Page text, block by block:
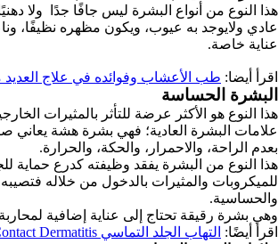
هذا النوع من أنواع البشرة ليس جافًا جدًا ولا
عادي ولايوجد به عيوب، ويكون مظهره نظيفًا،
عناية خاصة.
اقرأ أيضا: طب الأعشاب وفوائده في علاج
البشرة الحساسة
هذا النوع هو الأكثر عرضة للتأثر بالمثيرات
علامات البشرة العادية؛ فهي بشرة هشة يعاني
بعدم الراحة، والاحمرار، والحكة، والحرارة.
هذا النوع من البشرة يفقد وظيفته كدرع حماية
للميكروبات والمثيرات بالدخول من خلاله فتصيبه
والحساسية.
وهي بشرة رقيقة تحتاج إلى عناية إضافية
اقرأ أيضًا: التهاب الجلد التماسي Contact Dermatitis